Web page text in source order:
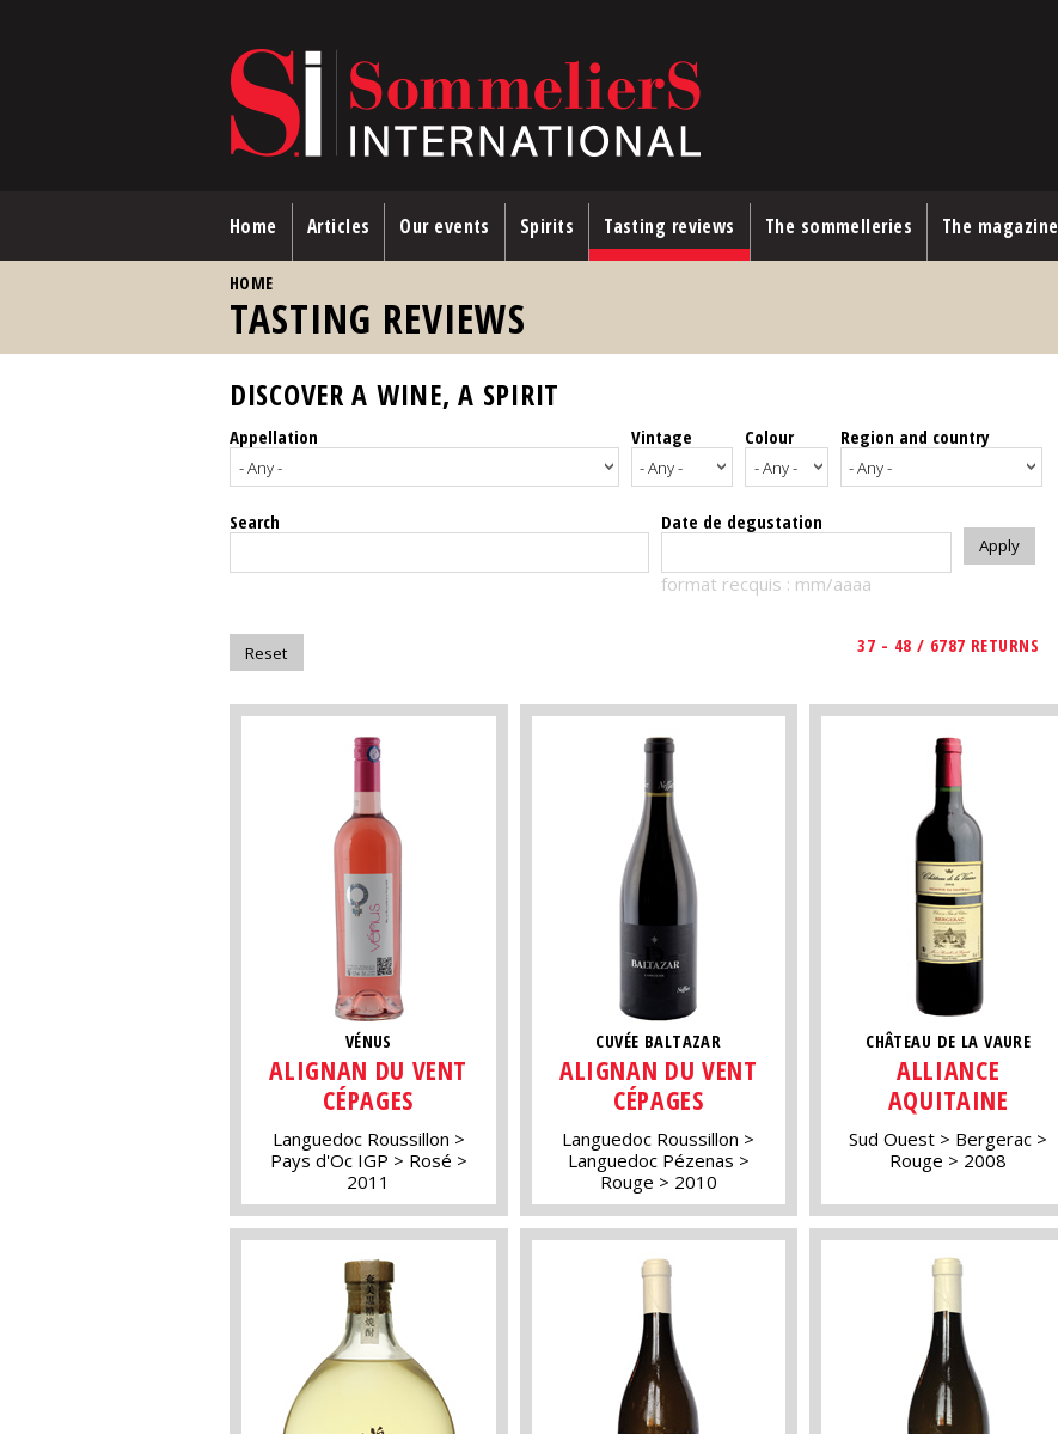
Home Articles Our events Spirits Tasting reviews The sommelleries The magazine
HOME
TASTING REVIEWS
DISCOVER A WINE, A SPIRIT
Appellation Vintage Colour Region and country
Search Date de degustation
format recquis : mm/aaaa
37 - 48 / 6787 RETURNS
VÉNUS
ALIGNAN DU VENT
CÉPAGES
Languedoc Roussillon
Pays d'Oc IGP
Rosé
2011
CUVÉE BALTAZAR
ALIGNAN DU VENT
CÉPAGES
Languedoc Roussillon
Languedoc Pézenas
Rouge
2010
CHÂTEAU DE LA VAURE
ALLIANCE
AQUITAINE
Sud Ouest
Bergerac
Rouge
2008